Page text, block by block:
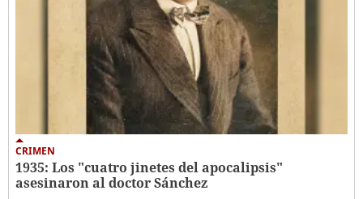
CRIMEN
1935: Los "cuatro jinetes del apocalipsis"
asesinaron al doctor Sánchez